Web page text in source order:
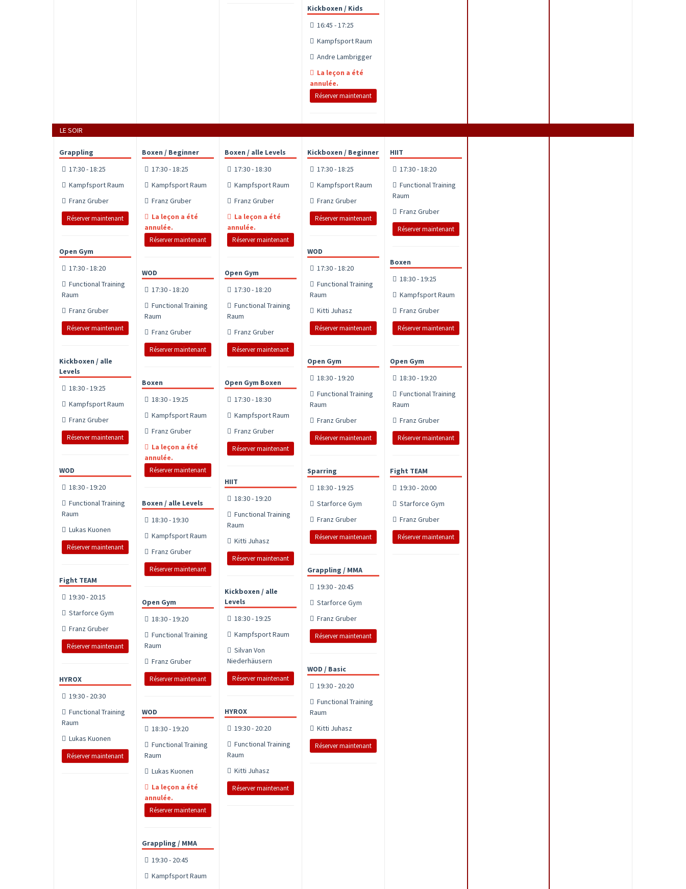
Kickboxen / Kids
16:45 - 17:25
Kampfsport Raum
Andre Lambrigger
La leçon a été
annulée.
Réserver maintenant
LE SOIR
Grappling
17:30 - 18:25
Kampfsport Raum
Franz Gruber
Réserver maintenant
Open Gym
17:30 - 18:20
Functional Training
Raum
Franz Gruber
Réserver maintenant
Kickboxen / alle
Levels
18:30 - 19:25
Kampfsport Raum
Franz Gruber
Réserver maintenant
WOD
18:30 - 19:20
Functional Training
Raum
Lukas Kuonen
Réserver maintenant
Fight TEAM
19:30 - 20:15
Starforce Gym
Franz Gruber
Réserver maintenant
HYROX
19:30 - 20:30
Functional Training
Raum
Lukas Kuonen
Réserver maintenant
Boxen / Beginner
17:30 - 18:25
Kampfsport Raum
Franz Gruber
La leçon a été
annulée.
Réserver maintenant
WOD
17:30 - 18:20
Functional Training
Raum
Franz Gruber
Réserver maintenant
Boxen
18:30 - 19:25
Kampfsport Raum
Franz Gruber
La leçon a été
annulée.
Réserver maintenant
Boxen / alle Levels
18:30 - 19:30
Kampfsport Raum
Franz Gruber
Réserver maintenant
Open Gym
18:30 - 19:20
Functional Training
Raum
Franz Gruber
Réserver maintenant
WOD
18:30 - 19:20
Functional Training
Raum
Lukas Kuonen
La leçon a été
annulée.
Réserver maintenant
Grappling / MMA
19:30 - 20:45
Kampfsport Raum
Boxen / alle Levels
17:30 - 18:30
Kampfsport Raum
Franz Gruber
La leçon a été
annulée.
Réserver maintenant
Open Gym
17:30 - 18:20
Functional Training
Raum
Franz Gruber
Réserver maintenant
Open Gym Boxen
17:30 - 18:30
Kampfsport Raum
Franz Gruber
Réserver maintenant
HIIT
18:30 - 19:20
Functional Training
Raum
Kitti Juhasz
Réserver maintenant
Kickboxen / alle
Levels
18:30 - 19:25
Kampfsport Raum
Silvan Von
Niederhäusern
Réserver maintenant
HYROX
19:30 - 20:20
Functional Training
Raum
Kitti Juhasz
Réserver maintenant
Kickboxen / Beginner
17:30 - 18:25
Kampfsport Raum
Franz Gruber
Réserver maintenant
WOD
17:30 - 18:20
Functional Training
Raum
Kitti Juhasz
Réserver maintenant
Open Gym
18:30 - 19:20
Functional Training
Raum
Franz Gruber
Réserver maintenant
Sparring
18:30 - 19:25
Starforce Gym
Franz Gruber
Réserver maintenant
Grappling / MMA
19:30 - 20:45
Starforce Gym
Franz Gruber
Réserver maintenant
WOD / Basic
19:30 - 20:20
Functional Training
Raum
Kitti Juhasz
Réserver maintenant
HIIT
17:30 - 18:20
Functional Training
Raum
Franz Gruber
Réserver maintenant
Boxen
18:30 - 19:25
Kampfsport Raum
Franz Gruber
Réserver maintenant
Open Gym
18:30 - 19:20
Functional Training
Raum
Franz Gruber
Réserver maintenant
Fight TEAM
19:30 - 20:00
Starforce Gym
Franz Gruber
Réserver maintenant